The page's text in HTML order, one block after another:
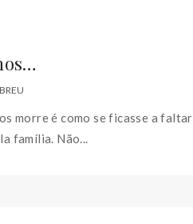
morre é como se ficasse a faltar
família. Não...